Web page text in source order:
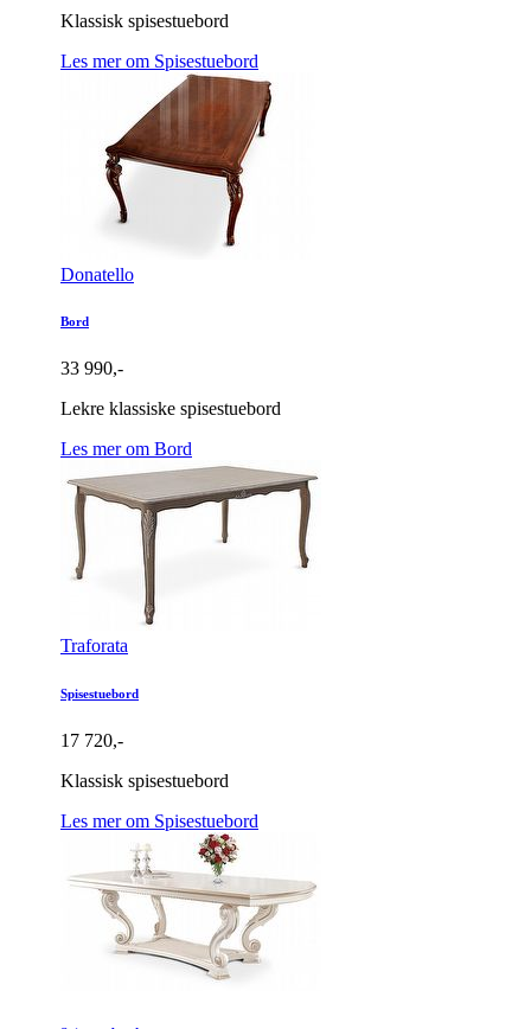
Klassisk spisestuebord
Les mer om Spisestuebord
Donatello
Bord
33 990,-
Lekre klassiske spisestuebord
Les mer om Bord
Traforata
Spisestuebord
17 720,-
Klassisk spisestuebord
Les mer om Spisestuebord